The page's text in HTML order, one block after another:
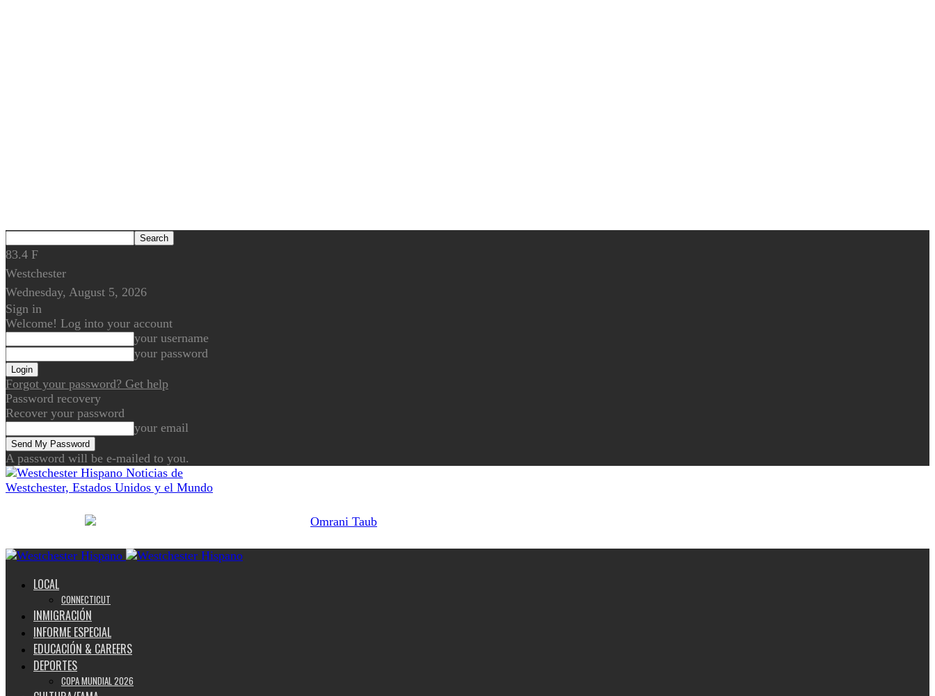
83.4 F
Westchester
Wednesday, August 5, 2026
Sign in
Welcome! Log into your account
your username
your password
Forgot your password? Get help
Password recovery
Recover your password
your email
A password will be e-mailed to you.
Noticias de
Westchester, Estados Unidos y el Mundo
LOCAL
CONNECTICUT
INMIGRACIÓN
INFORME ESPECIAL
EDUCACIÓN & CAREERS
DEPORTES
COPA MUNDIAL 2026